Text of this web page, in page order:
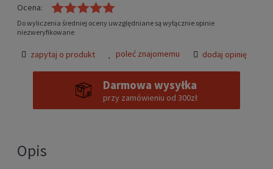
Ocena:
Do wyliczenia średniej oceny uwzględniane są wyłącznie opinie
niezweryfikowane
zapytaj o produkt poleć znajomemu dodaj opinię
Darmowa wysyłka
przy zamówieniu od 300zł
Opis